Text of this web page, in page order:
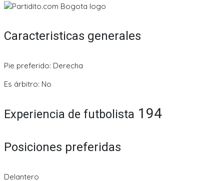
Caracteristicas generales
Pie preferido: Derecha
Es árbitro: No
Experiencia de futbolista 194
Posiciones preferidas
Delantero